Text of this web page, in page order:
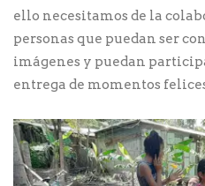
ello necesitamos de la
personas que puedan ser
imágenes y puedan
entrega de momentos